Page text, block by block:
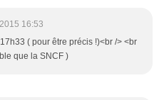
16:53
( pour être précis !)<br /> <br
que la SNCF )